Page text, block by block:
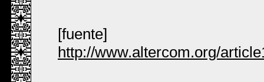
[fuente]
http://www.altercom.org/